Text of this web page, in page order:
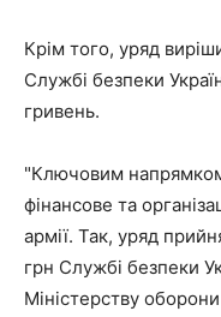
Крім того, уряд
Службі безпеки
гривень.
"Ключовим
фінансове та
армії. Так, уряд
грн Службі безпеки
Міністерству